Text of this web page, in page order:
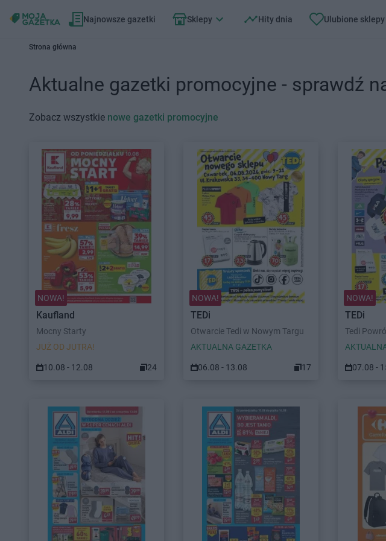
Najnowsze gazetki Sklepy Hity dnia Ulubione sklepy
Strona główna
Aktualne gazetki promocyjne - sprawdź
Zobacz wszystkie nowe gazetki promocyjne
NOWA!
Kaufland
Mocny Starty
JUŻ OD JUTRA!
10.08 - 12.08 24
NOWA!
TEDi
Otwarcie Tedi w Nowym Targu
AKTUALNA GAZETKA
06.08 - 13.08 17
NOWA!
TEDi
Tedi
07.08 -